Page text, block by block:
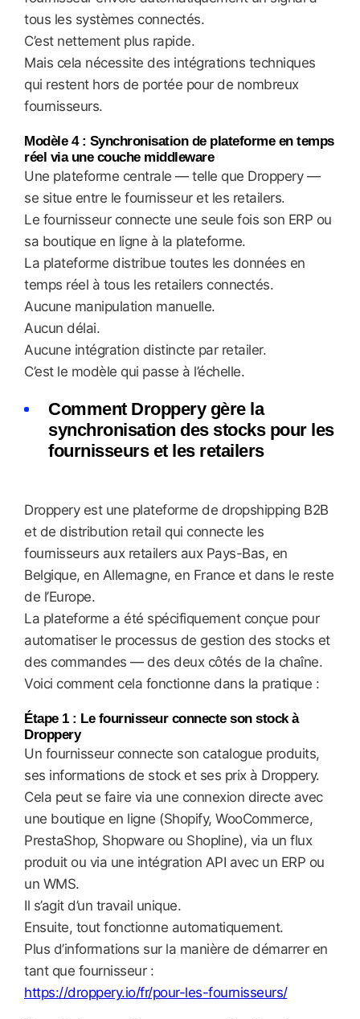
tous les systèmes connectés.
C’est nettement plus rapide.
Mais cela nécessite des intégrations techniques
qui restent hors de portée pour de nombreux
fournisseurs.
Modèle 4 : Synchronisation de plateforme en temps
réel via une couche middleware
Une plateforme centrale — telle que Droppery —
se situe entre le fournisseur et les retailers.
Le fournisseur connecte une seule fois son ERP ou
sa boutique en ligne à la plateforme.
La plateforme distribue toutes les données en
temps réel à tous les retailers connectés.
Aucune manipulation manuelle.
Aucun délai.
Aucune intégration distincte par retailer.
C’est le modèle qui passe à l’échelle.
Comment Droppery gère la
synchronisation des stocks pour les
fournisseurs et les retailers
Droppery est une plateforme de dropshipping B2B
et de distribution retail qui connecte les
fournisseurs aux retailers aux Pays-Bas, en
Belgique, en Allemagne, en France et dans le reste
de l’Europe.
La plateforme a été spécifiquement conçue pour
automatiser le processus de gestion des stocks et
des commandes — des deux côtés de la chaîne.
Voici comment cela fonctionne dans la pratique :
Étape 1 : Le fournisseur connecte son stock à
Droppery
Un fournisseur connecte son catalogue produits,
ses informations de stock et ses prix à Droppery.
Cela peut se faire via une connexion directe avec
une boutique en ligne (Shopify, WooCommerce,
PrestaShop, Shopware ou Shopline), via un flux
produit ou via une intégration API avec un ERP ou
un WMS.
Il s’agit d’un travail unique.
Ensuite, tout fonctionne automatiquement.
Plus d’informations sur la manière de démarrer en
tant que fournisseur :
https://droppery.io/fr/pour-les-fournisseurs/